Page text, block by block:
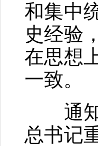
和集中
史经验
在思想
一致。
通知
总书记